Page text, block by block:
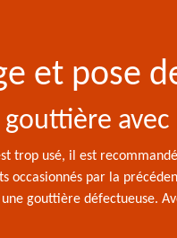
et pose
gouttière
trop usé, il est
occasionnés par la
gouttière défectueuse.